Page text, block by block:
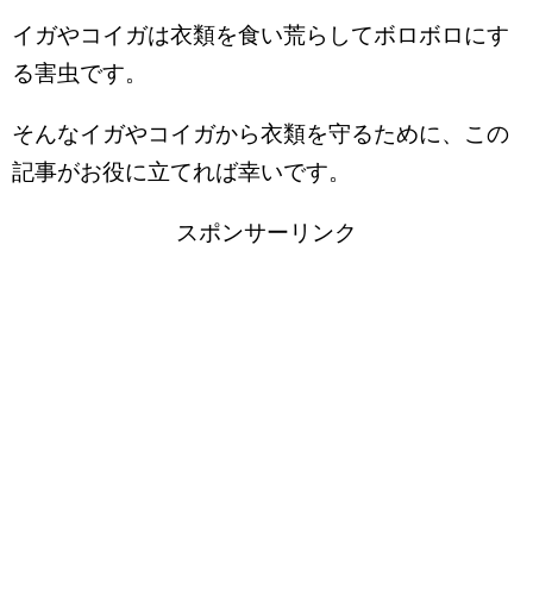
イガやコイガは衣類を食い荒らしてボロボロにす
る害虫です。
そんなイガやコイガから衣類を守るために、この
記事がお役に立てれば幸いです。
スポンサーリンク